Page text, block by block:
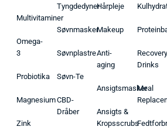
Multivitaminer
Omega-
3
Probiotika
Magnesium
Zink
Tyngdedyner
Søvnmasker
Søvnplastre
Søvn-Te
CBD-
Dråber
Hårpleje
Makeup
Anti-
aging
Ansigtsmasker
Ansigts &
Kropsscrubs
Recovery
Drinks
Meal